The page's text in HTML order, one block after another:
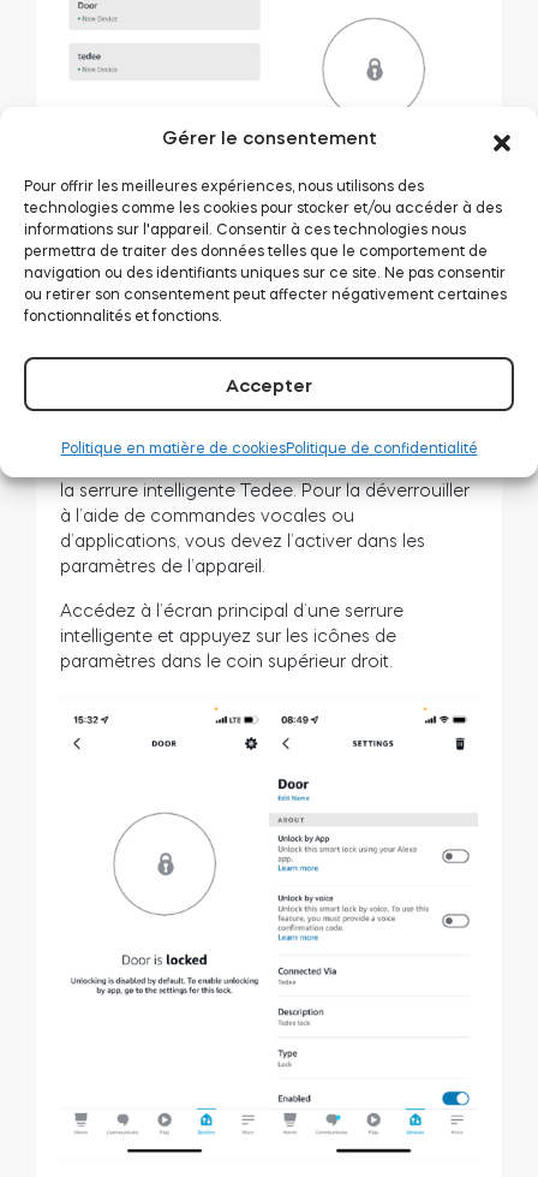
Gérer le consentement
Pour offrir les meilleures expériences, nous utilisons des
technologies comme les cookies pour stocker et/ou accéder à des
informations sur l'appareil. Consentir à ces technologies nous
permettra de traiter des données telles que le comportement de
navigation ou des identifiants uniques sur ce site. Ne pas consentir
ou retirer son consentement peut affecter négativement certaines
fonctionnalités et fonctions.
Accepter
Politique en matière de cookiesPolitique de confidentialité
Activer le déverrouillage de la serrure
la serrure intelligente Tedee. Pour la déverrouiller
à l’aide de commandes vocales ou
d’applications, vous devez l’activer dans les
paramètres de l’appareil.
Accédez à l’écran principal d’une serrure
intelligente et appuyez sur les icônes de
paramètres dans le coin supérieur droit.